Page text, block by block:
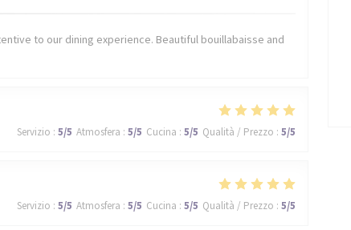
to our dining experience. Beautiful bouillabaisse and
Servizio : 5/5 Atmosfera : 5/5 Cucina : 5/5 Qualità / Prezzo : 5/5
Servizio : 5/5 Atmosfera : 5/5 Cucina : 5/5 Qualità / Prezzo : 5/5